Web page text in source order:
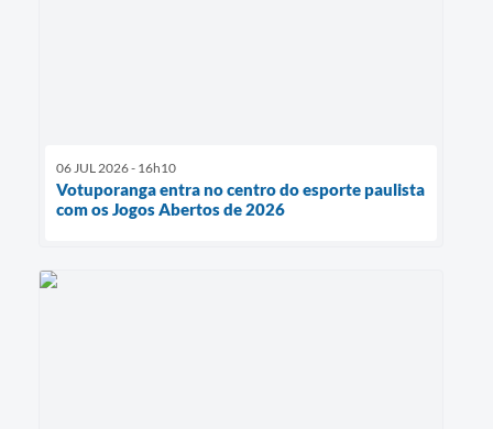
06 JUL 2026 - 16h10
Votuporanga entra no centro do esporte paulista
com os Jogos Abertos de 2026